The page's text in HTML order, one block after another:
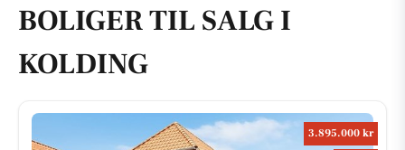
BOLIGER TIL SALG I
KOLDING
3.895.000 kr